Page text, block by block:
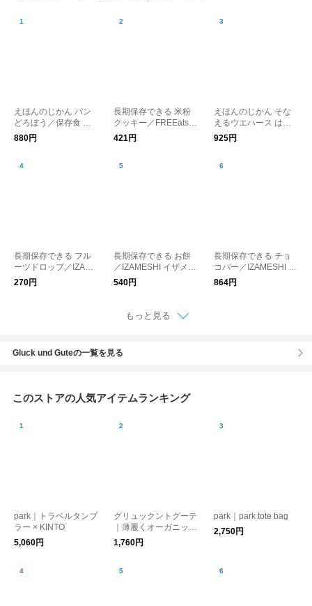
えほんのじかん パン
どろぼう／保存食 備
蓄食 非常食 防災グッ
ズ 防災用品
880円
長期保存できる 米粉
クッキー／FREEats
防災
421円
えほんのじかん そな
えるウエハース はら
ぺこあおむし／保存食
備蓄食 非常食 防災グ
925円
長期保存できる フル
ーツドロップ／IZAME
SHI イザメシ 防災 保
存食
270円
長期保存できる お餅
／IZAMESHI イザメシ
防災 保存食
540円
長期保存できる チョ
コバー／IZAMESHI イ
ザメシ 防災 保存食
864円
もっと見る
Gluck und Guteの一覧を見る
このストアの人気アイテムランキング
park｜トラベルタンブ
ラー × KINTO
5,060円
グリュックントグーテ
｜薄履くオーガニック
コットン
1,760円
park｜park tote bag
2,750円